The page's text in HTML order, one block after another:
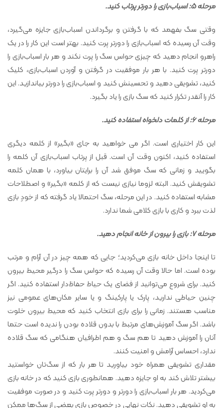
مرحله 5: اسباب‌بازی را دورتر پرتاب کنید.
وقتی سگ بفهمد که با گرفتن و برگرداندن اسباب‌بازی جایزه می‌گیرد،
وقت آن رسیده که اسباب‌بازی را دورتر پرت کنید. بهتر است این کار را در یک
راهرو انجام دهید که چیزی حواس سگ را پرت نکند و هر بار اسباب‌بازی را
دورتر پرت کنید. با هر بار موفقیت در گرفتن و آوردن اسباب‌بازی، کلیک
کنید، تشویقی دهید و تحسینش کنید و اسباب‌بازی را دورتر بیاندازید. این
کار را آنقدر تکرار کنید که سگ بازی را یاد بگیرد.
مرحله 6: از کلمات دلخواه استفاده کنید.
این کار اختیاری است. اگر می خواهید به جای «بگیر» از کلمه دیگری
استفاده کنید، اکنون وقت آن است. قبل از پرتاب اسباب‌بازی آن کلمه را
بگویید و زمانی که سگ موفق شد آن را برایتان بیاورد، با همان کلمه
تشویقش کنید. البته لزوما نیازی نیست که از کلمه «بگیر» و اصطلاحات
مشابه استفاده کنید. در این مرحله، سگ احتمالا یاد گرفته که از خودِ بازی
لذت ببرد و کاری با بازی کلامی شما ندارد.
مرحله 7: بازی را بیرون از خانه انجام دهید.
تا اینجا داخل خانه بازی می‌کردید؛ جایی که همه چیز در آن آرام و مرتب
بوده است. اما حالا وقت آن رسیده که حواس سگ را درگیر محیط بیرون
کنید. برای شروع می‌‌توانید از فضای یک حیاط حفاظ‌دار استفاده کنید. اگر
چنین حیاطی ندارید، پارک یا پارکینگ و یا سایر مکان‌های عمومی نیز
مناسب هستند. زمانی را برای بازی انتخاب کنید که محیط بیرون خلوت
باشد. اگر سگ آموزش‌های مرتبط با بدون قلاده بودن را ندیده است حتما
آنان را آموزش دهید تا هم سگ و هم اطرافیان هنگامی که سگ قلاده
ندارد، احساس آرامش و امنیت کنند.
مقداری تشویقی همراه خود بیاورید تا هر بار که از سگ‌تان خواستید
بیشتر تلاش کند به او جایزه دهید. همانطوری بازی کنید که در خانه بازی
می‌کردید. هر بار اسباب‌بازی را دورتر و دورتر پرت کنید و در صورت موفقیت
به او تشویقی دهید. نکات نهایی در خصوص بازی بعضی از سگ‌ها ممکن